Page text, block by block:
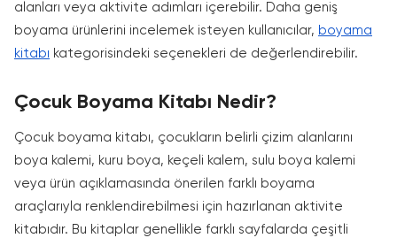
alanları veya aktivite adımları içerebilir. Daha geniş
boyama ürünlerini incelemek isteyen kullanıcılar, boyama
kitabı kategorisindeki seçenekleri de değerlendirebilir.
Çocuk Boyama Kitabı Nedir?
Çocuk boyama kitabı, çocukların belirli çizim alanlarını
boya kalemi, kuru boya, keçeli kalem, sulu boya kalemi
veya ürün açıklamasında önerilen farklı boyama
araçlarıyla renklendirebilmesi için hazırlanan aktivite
kitabıdır. Bu kitaplar genellikle farklı sayfalarda çeşitli